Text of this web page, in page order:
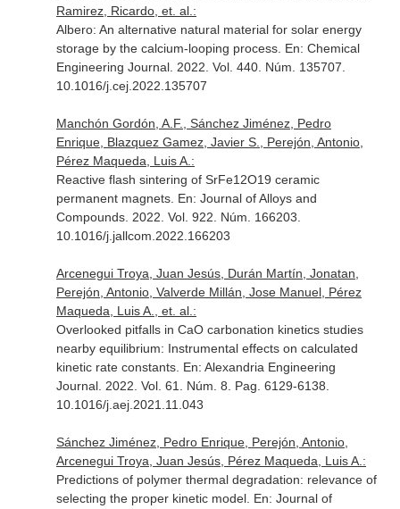
Ramirez, Ricardo, et. al.:
Albero: An alternative natural material for solar energy
storage by the calcium-looping process. En: Chemical
Engineering Journal. 2022. Vol. 440. Núm. 135707.
10.1016/j.cej.2022.135707
Manchón Gordón, A.F., Sánchez Jiménez, Pedro
Enrique, Blazquez Gamez, Javier S., Perejón, Antonio,
Pérez Maqueda, Luis A.:
Reactive flash sintering of SrFe12O19 ceramic
permanent magnets. En: Journal of Alloys and
Compounds. 2022. Vol. 922. Núm. 166203.
10.1016/j.jallcom.2022.166203
Arcenegui Troya, Juan Jesús, Durán Martín, Jonatan,
Perejón, Antonio, Valverde Millán, Jose Manuel, Pérez
Maqueda, Luis A., et. al.:
Overlooked pitfalls in CaO carbonation kinetics studies
nearby equilibrium: Instrumental effects on calculated
kinetic rate constants. En: Alexandria Engineering
Journal. 2022. Vol. 61. Núm. 8. Pag. 6129-6138.
10.1016/j.aej.2021.11.043
Sánchez Jiménez, Pedro Enrique, Perejón, Antonio,
Arcenegui Troya, Juan Jesús, Pérez Maqueda, Luis A.:
Predictions of polymer thermal degradation: relevance of
selecting the proper kinetic model. En: Journal of